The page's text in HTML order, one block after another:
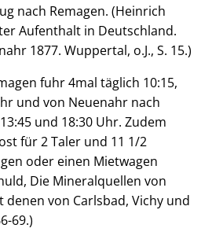
nach Remagen. (Heinrich
Aufenthalt in Deutschland.
1877. Wuppertal, o.J., S. 15.)
fuhr 4mal täglich 10:15,
und von Neuenahr nach
und 18:30 Uhr. Zudem
für 2 Taler und 11 1/2
oder einen Mietwagen
Die Mineralquellen von
von Carlsbad, Vichy und
69.)